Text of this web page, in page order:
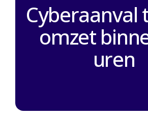
Cyberaanval
omzet
uren